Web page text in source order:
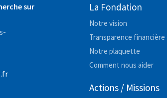
sur
La Fondation
Notre vision
Transparence
Notre plaquette
Comment nous aider
Actions / Missions